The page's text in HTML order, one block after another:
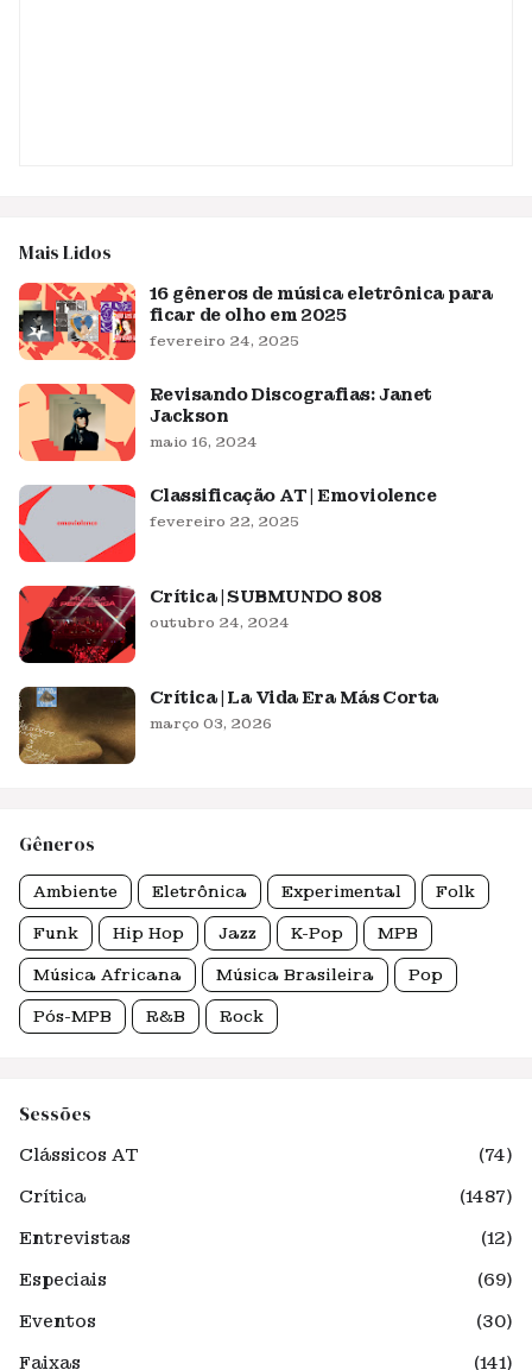
Mais Lidos
16 gêneros de música eletrônica para
ficar de olho em 2025
fevereiro 24, 2025
Revisando Discografias: Janet
Jackson
maio 16, 2024
Classificação AT | Emoviolence
fevereiro 22, 2025
Crítica | SUBMUNDO 808
outubro 24, 2024
Crítica | La Vida Era Más Corta
março 03, 2026
Gêneros
Ambiente Eletrônica Experimental Folk
Funk Hip Hop Jazz K-Pop MPB
Música Africana Música Brasileira Pop
Pós-MPB R&B Rock
Sessões
Clássicos AT
(74)
Crítica
(1487)
Entrevistas
(12)
Especiais
(69)
Eventos
(30)
Faixas
(141)